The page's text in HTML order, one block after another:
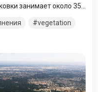
занимает около 35
залили
11 доступна по ссылке
vegetation